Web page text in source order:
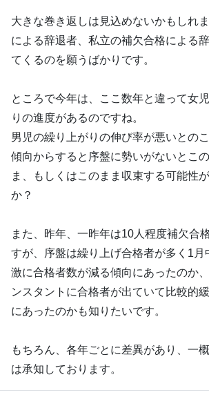
大きな巻き返しは見込めないかもしれ
による辞退者、私立の補欠合格による
てくるのを願うばかりです。
ところで今年は、ここ数年と違って女
りの進度があるのですね。
男児の繰り上がりの伸び率が悪いとの
傾向からすると序盤に勢いがないとこ
ま、もしくはこのまま収束する可能性
か？
また、昨年、一昨年は10人程度補欠合
すが、序盤は繰り上げ合格者が多く1月
激に合格者数が減る傾向にあったのか
ンスタントに合格者が出ていて比較的
にあったのかも知りたいです。
もちろん、各年ごとに差異があり、一
は承知しております。